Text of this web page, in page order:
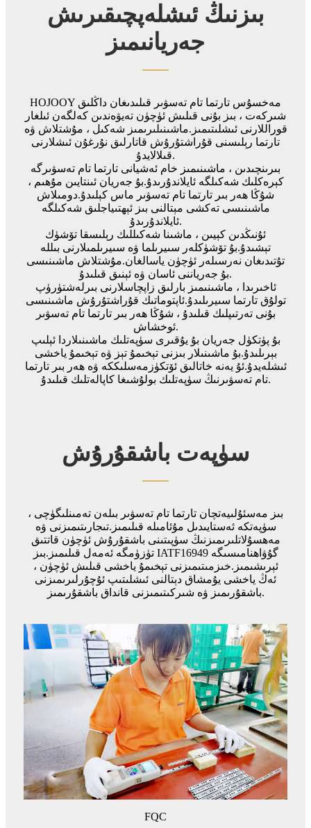
بىزنىڭ ئىشلەپچىقىرىش
جەريانىمىز
HOJOOY مەخسۇس تارتما تام تەسۋىر قىلىدىغان داڭلىق
شىركەت ، بىز بۇنى قىلىش ئۈچۈن تەيۋەندىن كەلگەن ئىلغار
قوراللارنى ئىشلىتىمىز.ماشىنىلىرىمىز شەكىل ، مۇشتلاش ۋە
تارتما رېلىسنى قۇراشتۇرۇش قاتارلىق نۇرغۇن ئىشلارنى
قىلالايدۇ.
بىرىنچىدىن ، ماشىنىمىز خام ئەشيانى تارتما تام تەسۋىرگە
كېرەكلىك شەكىلگە ئايلاندۇرىدۇ.بۇ جەريان ئىنتايىن مۇھىم ،
شۇڭا ھەر بىر تارتما تام تەسۋىر ماس كېلىدۇ.دومىلاش
ماشىنىسى تەكشى مېتالنى بىز ئېھتىياجلىق شەكىلگە
ئايلاندۇرىدۇ.
ئۇنىڭدىن كېيىن ، ماشىنا شەكىللىك رېلىسقا تۆشۈك
تېشىدۇ.بۇ تۆشۈكلەر سىيرىلما ۋە سىيرىلمىلارنى بىللە
تۇتىدىغان نەرسىلەر ئۈچۈن ياسالغان.مۇشتلاش ماشىنىسى
بۇ جەرياننى ئاسان ۋە ئېنىق قىلىدۇ.
ئاخىرىدا ، ماشىنىمىز بارلىق زاپچاسلارنى بىرلەشتۈرۈپ
تولۇق تارتما سىيرىلىدۇ.ئاپتوماتىك قۇراشتۇرۇش ماشىنىسى
بۇنى تەرتىپلىك قىلىدۇ ، شۇڭا ھەر بىر تارتما تام تەسۋىر
ئوخشاش.
بۇ پۈتكۈل جەريان بۇ يۇقىرى سۈپەتلىك ماشىنىلاردا ئېلىپ
بېرىلىدۇ.بۇ ماشىنىلار بىزنى تېخىمۇ تېز ۋە تېخىمۇ ياخشى
ئىشلەيدۇ.ئۇ يەنە خاتالىق ئۆتكۈزمەسلىككە ۋە ھەر بىر تارتما
تام تەسۋىرنىڭ سۈپەتلىك بولۇشىغا كاپالەتلىك قىلىدۇ.
سۈپەت باشقۇرۇش
بىز مەسئۇلىيەتچان تارتما تام تەسۋىر بىلەن تەمىنلىگۈچى ،
سۈپەتكە ئەستايىدىل مۇئامىلە قىلىمىز.تىجارىتىمىزنى ۋە
مەھسۇلاتلىرىمىزنىڭ سۈپىتىنى باشقۇرۇش ئۈچۈن قاتتىق
تۈزۈمگە ئەمەل قىلىمىز.بىز IATF16949 گۇۋاھنامىسىگە
ئېرىشىمىز.خىزمىتىمىزنى تېخىمۇ ياخشى قىلىش ئۈچۈن ،
ئەڭ ياخشى يۇمشاق دېتالنى ئىشلىتىپ ئۇچۇرلىرىمىزنى
باشقۇرىمىز ۋە شىركىتىمىزنى قانداق باشقۇرىمىز.
FQC